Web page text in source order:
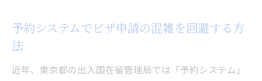
書類不備を防ぐ専門家チェックの重要性
予約システムでビザ申請の混雑を回避する方
法
近年、東京都の出入国在留管理局では「予約システム」